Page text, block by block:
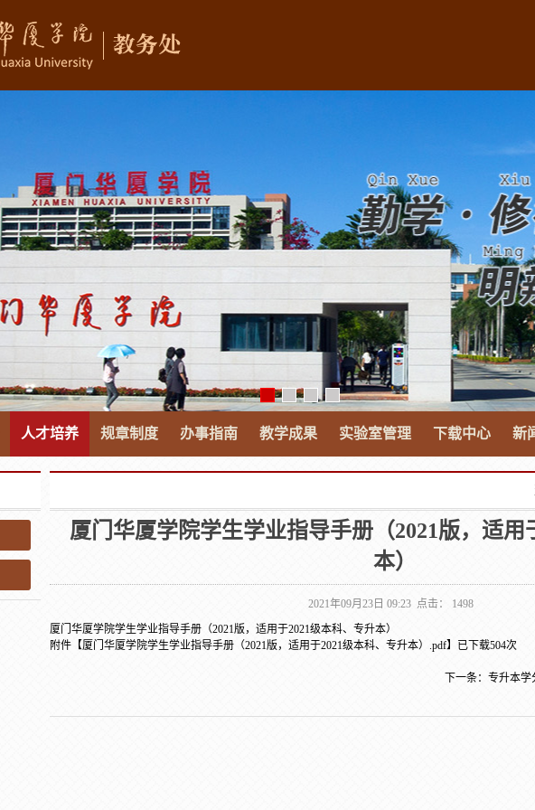
人才培养 规章制度 办事指南 教学成果 实验室管理 下载中心 新
厦门华厦学院学生学业指导手册（2021版，适用
本）
2021年09月23日 09:23 点击： 1498
厦门华厦学院学生学业指导手册（2021版，适用于2021级本科、专升本）
附件【厦门华厦学院学生学业指导手册（2021版，适用于2021级本科、专升本）.pdf】已下载504次
下一条： 专升本学